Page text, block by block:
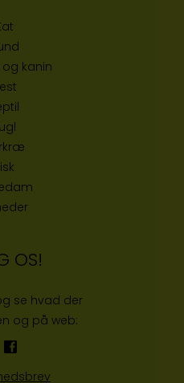
kanin
OS!
se hvad der
og på web: